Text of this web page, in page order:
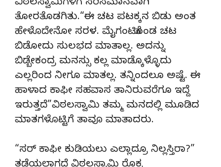
ವಿಠಲಸ್ವಾಮಿಗಳಿಗೆ ಸರಿಸಮಾನವಾಗಿ
ತೋರತೊಡಗಿತು.“ಈ ಚಟ ಪಟಕ್ಕನ ಬಿಡು ಅಂತ
ಹೇಳೊದೇನೋ ಸರಳ. ಮೈಗಂಟಿಕೊಂಡ ಚಟ
ಬಿಡೋದು ಸುಲಭದ ಮಾತಾಲ್ಲ. ಅದನ್ನು
ಬಿಡ್ಬೇಕಂದ್ರ ಮನಸ್ಸು ಕಲ್ಲ ಮಾಡ್ಕೊಳ್ಳೊದು
ಎಲ್ಲರಿಂದ ನೀಗೂ ಮಾತಲ್ಲ. ತನ್ನಿಂದಲೂ ಅಷ್ಟೆ. ಈ
ಹಾಳಾದ ಕಾಫೀ ಸಹವಾಸ ತಾನಿರುವರೆಗೂ ಇದ್ದೆ
ಇರುತ್ತದೆ”ವಿಠಲಸ್ವಾಮಿ ತಮ್ಮ ಮನದಲ್ಲಿ ಮೂಡಿದ
ಮಾತಗಳೊಟ್ಟಿಗೆ ತಾವೂ ಮಾತಾದರು.
“ಸರ್ ಕಾಫೀ ಕುಡಿಯಲು ಎಲ್ಲಾದ್ರೂ ನಿಲ್ಲಸ್ತಿರಾ?”